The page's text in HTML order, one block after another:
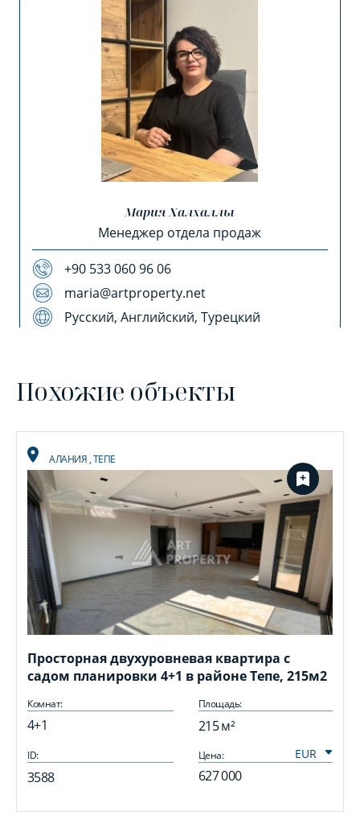
Мария Халхаллы
Менеджер отдела продаж
+90 533 060 96 06
maria@artproperty.net
Русский, Английский, Турецкий
Похожие объекты
АЛАНИЯ,ТЕПЕ
Просторная двухуровневая квартира с
садом планировки 4+1 в районе Тепе, 215м2
Комнат:
4+1
Площадь:
215 м²
ID:
3588
Цена:
627 000